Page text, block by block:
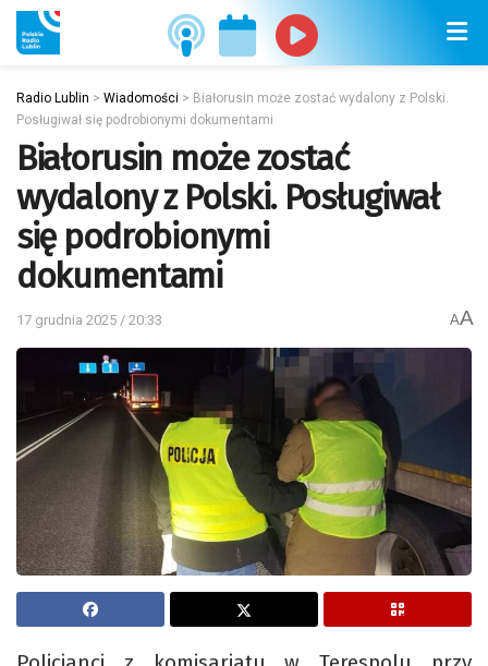
Radio Lublin > Wiadomości > Białorusin może zostać wydalony z Polski.
Posługiwał się podrobionymi dokumentami
Białorusin może zostać
wydalony z Polski. Posługiwał
się podrobionymi
dokumentami
17 grudnia 2025 / 20:33 AA